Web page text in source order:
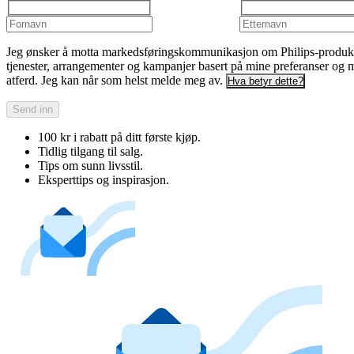
Jeg ønsker å motta markedsføringskommunikasjon om Philips-
tjenester, arrangementer og kampanjer basert på mine preferanser og
atferd. Jeg kan når som helst melde meg av. Hva betyr dette?
Send inn
100 kr i rabatt på ditt første kjøp.
Tidlig tilgang til salg.
Tips om sunn livsstil.
Eksperttips og inspirasjon.